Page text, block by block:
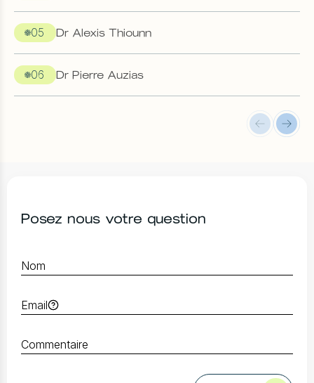
05 Dr Alexis Thiounn
06 Dr Pierre Auzias
Posez nous votre question